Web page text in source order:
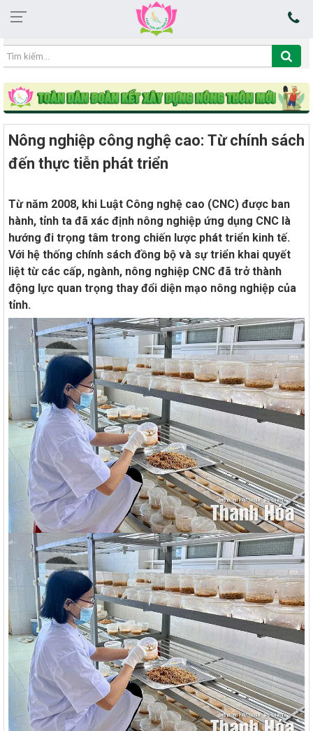
17:09:39 06/08/2026
Nông nghiệp công nghệ cao: Từ chính sách
đến thực tiễn phát triển
Từ năm 2008, khi Luật Công nghệ cao (CNC) được ban
hành, tỉnh ta đã xác định nông nghiệp ứng dụng CNC là
hướng đi trọng tâm trong chiến lược phát triển kinh tế.
Với hệ thống chính sách đồng bộ và sự triển khai quyết
liệt từ các cấp, ngành, nông nghiệp CNC đã trở thành
động lực quan trọng thay đổi diện mạo nông nghiệp của
tỉnh.